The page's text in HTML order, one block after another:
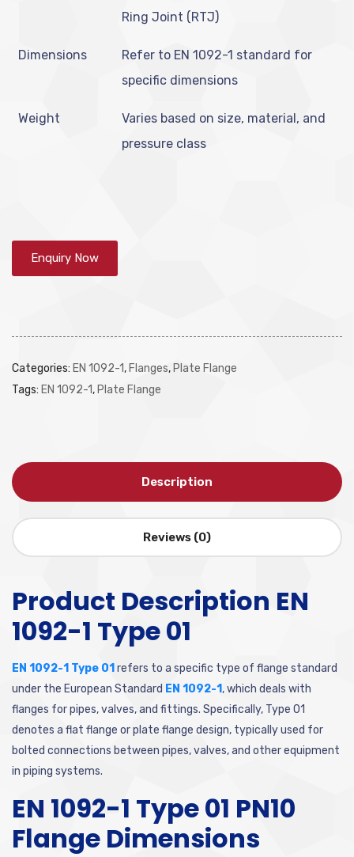
Ring Joint (RTJ)
Dimensions
Refer to EN 1092-1 standard for
specific dimensions
Weight
Varies based on size, material, and
pressure class
Enquiry Now
Categories: EN 1092-1, Flanges, Plate Flange
Tags: EN 1092-1, Plate Flange
Description
Reviews (0)
Product Description EN
1092-1 Type 01
EN 1092-1 Type 01 refers to a specific type of flange standard
under the European Standard EN 1092-1, which deals with
flanges for pipes, valves, and fittings. Specifically, Type 01
denotes a flat flange or plate flange design, typically used for
bolted connections between pipes, valves, and other equipment
in piping systems.
EN 1092-1 Type 01 PN10
Flange Dimensions